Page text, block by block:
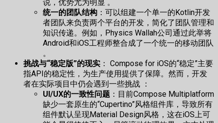
说，优势尤为明显 。
统一的团队结构 ：可以组建一个单一的Kotlin开发
者团队来负责两个平台的开发，简化了团队管理和
知识传递。例如，Physics Wallah公司通过此举将
Android和iOS工程师整合成了一个统一的移动团队
。
挑战与“稳定版”的现实 ： Compose for iOS的“稳定”主要
指API的稳定性，为生产使用提供了保障。然而，开发
者在实际项目中仍会遇到一些挑战 ：
UI/UX的一致性问题 ：目前Compose Multiplatform
缺少一套原生的“Cupertino”风格组件库，导致所有
组件默认呈现Material Design风格，这在iOS上可